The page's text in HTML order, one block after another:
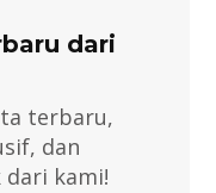
dari
terbaru,
dan
kami!